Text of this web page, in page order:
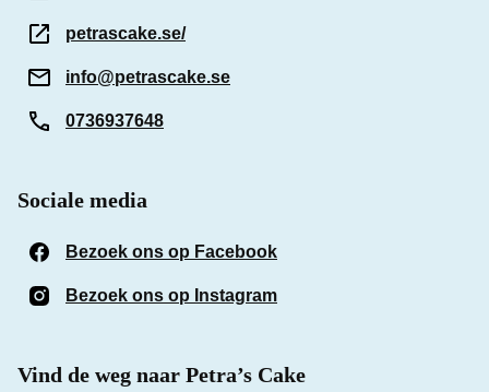
petrascake.se/
info@petrascake.se
0736937648
Sociale media
Bezoek ons op Facebook
Bezoek ons op Instagram
Vind de weg naar Petra’s Cake